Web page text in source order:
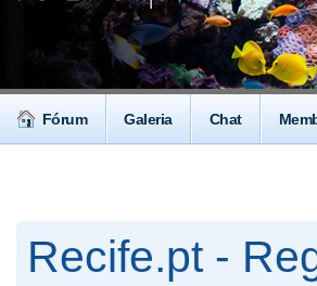
Fórum Galeria Chat
Recife.pt -